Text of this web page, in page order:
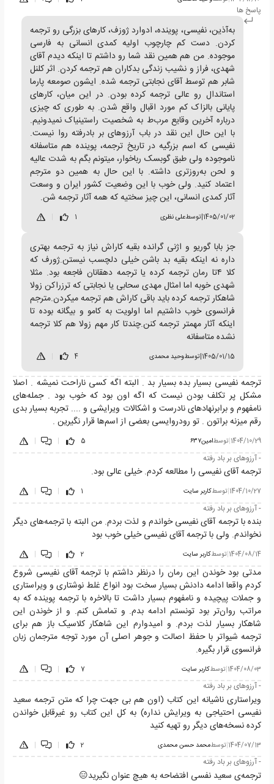
پاسخ ها
به‌آذین، نفیسی، پوینده، ادوارد ژوزف، کارهای بزرگی رو ترجمه
کردن. دست کم چارچوب اولیه کمدی انسانی به فارسی
موجوده. من هم همین نقد شما رو داشتم تا اینکه دیدم آقای
شهدی، فراز و نشیب زندگی بدکاران هم ترجمه کردن. اثر کلنل
شابر هم توسط آقای نجابتی ترجمه شده. ایشون صومعه پارما
استاندال رو عالی ترجمه کرده بودن. در این میان، کارهای
پایانی بالزاک کم مورد اقبال واقع شدن. به طوری که چیزی
درباره آخرین وقایع مرب‌ط به شخصیت راستینیاک نمیدونیم.
با این حال این نقد در باب آرزوهای بر بادرفته روا نیست.
نفیسی که اسم بزرگیه در تاریخ ترجمه، پوینده هم متاسفانه
ناموجوده ولی طبق گوبسک رباخوار، میتونم بگم به شدت عالیه
و لحن به‌روزتری داشته. با این حال به همین دو مترجم
اعتماد کنید. ولی خوب با این وضعیت کشور ایران و وسعت
آثار کمدی انسانی، این چیز سختیه که همه آثار ترجمه شن.
1405/01/02
|توسطعلی نظری 1
جز بابا گوریو و اژنی گرانده بقیه کاراش نیاز به ترجمه بهتری
داره نه اینکه بقیه بد باشن خیلی دلچسب نیستن.ژورف که
کلا ۴تا رمان ترجمه کرده یا ترجمه دهقانان فاجعه بود‌. مثلا
شهدی خوبه اما امثال مهدی سحابی یا نجابتی که ترزراکن زولا
شاهکار ترجمه کرده باید باقی کاراش هم ترجمه میکردن.مترجم
فرانسوی خوب داشتیم اما اولویت به کامو و بیگانه بوده تا
اینکه آثار مهمتر ترجمه کنن.چندتا کار مهم زولا هم کلا ترجمه
نشده متاسفانه
1405/01/15
|توسطوحید محمدی 4
ترجمه نفیسی بسیار بده بسیار بد . البته اگه کسی ناراحت نمیشه . اصلا
مشکل پر تکلف بودن نیست که اگه اون بود که خوب بود . جمله‌های
نامفهوم و برابرنهادهای نادرست و اشکالات ویرایشی و .... تجربه بسیار بدی
رقم میزنه براتون . تو رودروایسی بعضی از اسم‌ها قرار نگیرین .
1404/10/29 توسطامین۶۳۷ 5
- آرزوهای بر باد رفته
ترجمه آقای نفیسی را مطالعه کردم. خیلی عالی بود.
1404/10/27 توسطکاربر سایت 1
- آرزوهای بر باد رفته
بنده با ترجمه آقای نفیسی خواندم و لذت بردم. من البته با ترجمه‌های دیگر
نخواندم. ولی با ترجمه آقای نفیسی خیلی خوب بود
1404/08/14 توسطکاربر سایت 2
مدتی بود خوندن این رمان را درنظر داشتم با ترجمه آقای نفیسی شروع
کردم واقعا ادامه دادنش بسیار سخت بود انواع غلط نوشتاری و ویراستاری
و جملات پیچیده و نامفهوم بسیار داشت تا بالاخره با ترجمه پوینده که به
مراتب روان‌تر بود تونستم ادامه بدم. و تمامش کنم. و از خوندن این
شاهکار بسیار لذت بردم. و امیدوارم این شاهکار کلاسیک باز هم برای
ترجمه شیواتر با حفظ اصالت و جوهر اصلی آن مورد توجه مترجمان زبان
فرانسوی قرار بگیره.
1404/08/03
|توسطکاربر سایت 7
|
|
- آرزوهای بر باد رفته
ویراستاری ناشیانه این کتاب (اون هم بی جهت چرا که متن ترجمه سعید
نفیسی احتیاجی به ویرایش نداره) به کل این کتاب رو غیرقابل خواندن
کرده نسخه‌های دیگر رو تهیه کنید
1404/07/13
|توسطمحمد حسن محمدی 2
|
|
- آرزوهای بر باد رفته
ترجمه‌ی سعید نفسی افتضاحه به هیچ عنوان نگیرید😑